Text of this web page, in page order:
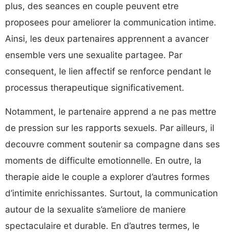
plus, des seances en couple peuvent etre
proposees pour ameliorer la communication intime.
Ainsi, les deux partenaires apprennent a avancer
ensemble vers une sexualite partagee. Par
consequent, le lien affectif se renforce pendant le
processus therapeutique significativement.
Notamment, le partenaire apprend a ne pas mettre
de pression sur les rapports sexuels. Par ailleurs, il
decouvre comment soutenir sa compagne dans ses
moments de difficulte emotionnelle. En outre, la
therapie aide le couple a explorer d’autres formes
d’intimite enrichissantes. Surtout, la communication
autour de la sexualite s’ameliore de maniere
spectaculaire et durable. En d’autres termes, le